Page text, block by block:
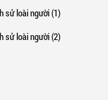
sử loài người (1)
sử loài người (2)